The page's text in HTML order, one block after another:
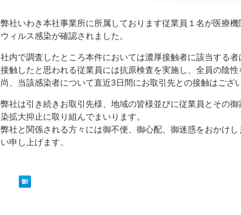
弊社いわき本社事業所に所属しております従業員１名が医療
ウィルス感染が確認されました。
社内で調査したところ本件においては濃厚接触者に該当する者
接触したと思われる従業員には抗原検査を実施し、全員の陰性
尚、当該感染者について直近3日間にお取引先との接触はござ
弊社は引き続きお取引先様、地域の皆様並びに従業員とその
染拡大抑止に取り組んでまいります。
弊社と関係される方々には御不便、御心配、御迷惑をおかけ
い申し上げます。